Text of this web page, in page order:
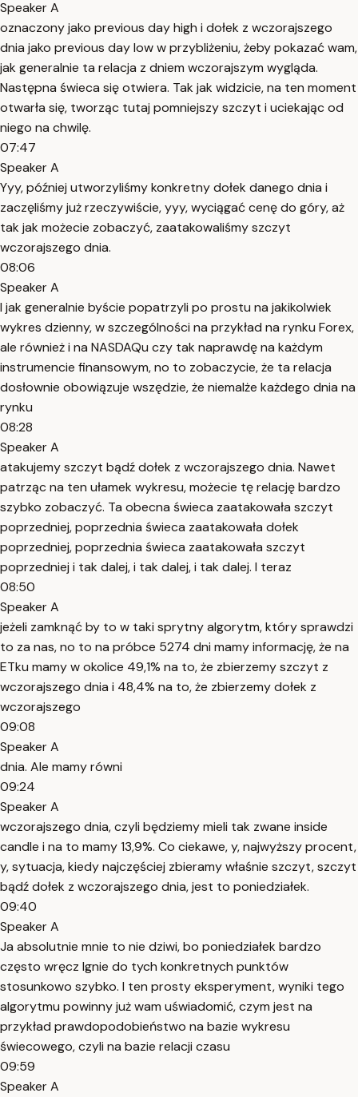
Speaker A
oznaczony jako previous day high i dołek z wczorajszego
dnia jako previous day low w przybliżeniu, żeby pokazać wam,
jak generalnie ta relacja z dniem wczorajszym wygląda.
Następna świeca się otwiera. Tak jak widzicie, na ten moment
otwarła się, tworząc tutaj pomniejszy szczyt i uciekając od
niego na chwilę.
07:47
Speaker A
Yyy, później utworzyliśmy konkretny dołek danego dnia i
zaczęliśmy już rzeczywiście, yyy, wyciągać cenę do góry, aż
tak jak możecie zobaczyć, zaatakowaliśmy szczyt
wczorajszego dnia.
08:06
Speaker A
I jak generalnie byście popatrzyli po prostu na jakikolwiek
wykres dzienny, w szczególności na przykład na rynku Forex,
ale również i na NASDAQu czy tak naprawdę na każdym
instrumencie finansowym, no to zobaczycie, że ta relacja
dosłownie obowiązuje wszędzie, że niemalże każdego dnia na
rynku
08:28
Speaker A
atakujemy szczyt bądź dołek z wczorajszego dnia. Nawet
patrząc na ten ułamek wykresu, możecie tę relację bardzo
szybko zobaczyć. Ta obecna świeca zaatakowała szczyt
poprzedniej, poprzednia świeca zaatakowała dołek
poprzedniej, poprzednia świeca zaatakowała szczyt
poprzedniej i tak dalej, i tak dalej, i tak dalej. I teraz
08:50
Speaker A
jeżeli zamknąć by to w taki sprytny algorytm, który sprawdzi
to za nas, no to na próbce 5274 dni mamy informację, że na
ETku mamy w okolice 49,1% na to, że zbierzemy szczyt z
wczorajszego dnia i 48,4% na to, że zbierzemy dołek z
wczorajszego
09:08
Speaker A
dnia. Ale mamy równi
09:24
Speaker A
wczorajszego dnia, czyli będziemy mieli tak zwane inside
candle i na to mamy 13,9%. Co ciekawe, y, najwyższy procent,
y, sytuacja, kiedy najczęściej zbieramy właśnie szczyt, szczyt
bądź dołek z wczorajszego dnia, jest to poniedziałek.
09:40
Speaker A
Ja absolutnie mnie to nie dziwi, bo poniedziałek bardzo
często wręcz lgnie do tych konkretnych punktów
stosunkowo szybko. I ten prosty eksperyment, wyniki tego
algorytmu powinny już wam uświadomić, czym jest na
przykład prawdopodobieństwo na bazie wykresu
świecowego, czyli na bazie relacji czasu
09:59
Speaker A